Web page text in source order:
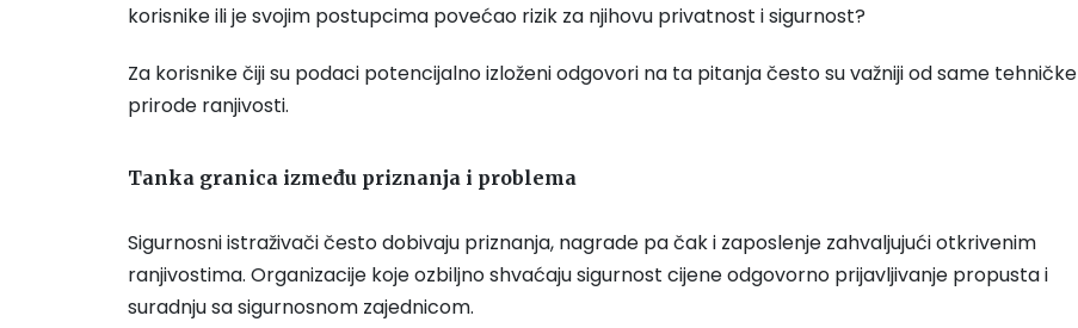
korisnike ili je svojim postupcima povećao rizik za njihovu privatnost i sigurnost?
Za korisnike čiji su podaci potencijalno izloženi odgovori na ta pitanja često su važniji od same tehničke
prirode ranjivosti.
Tanka granica između priznanja i problema
Sigurnosni istraživači često dobivaju priznanja, nagrade pa čak i zaposlenje zahvaljujući otkrivenim
ranjivostima. Organizacije koje ozbiljno shvaćaju sigurnost cijene odgovorno prijavljivanje propusta i
suradnju sa sigurnosnom zajednicom.